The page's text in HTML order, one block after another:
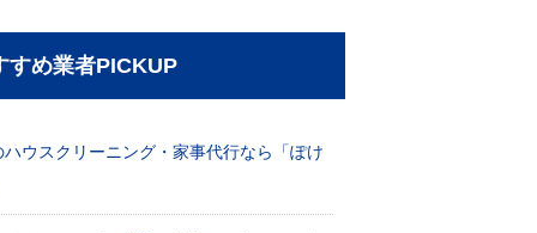
すめ業者PICKUP
ハウスクリーニング・家事代行なら「ぽけ